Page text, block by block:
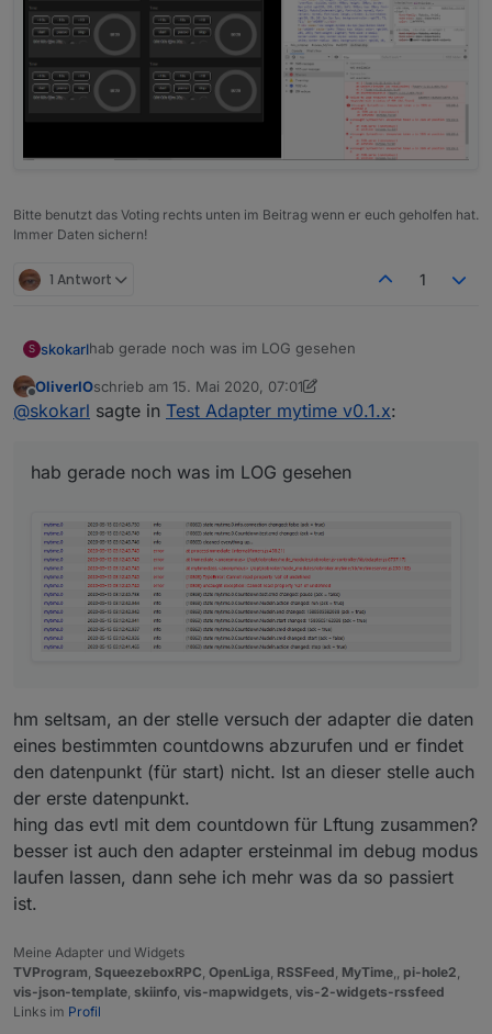
Bitte benutzt das Voting rechts unten im Beitrag wenn er euch geholfen hat.
Immer Daten sichern!
1 Antwort 1
S skokarlhab gerade noch was im LOG gesehen
Offline
OliverIOschrieb am 15. Mai 2020, 07:01
zuletzt editiert von OliverIO
@skokarl sagte in Test Adapter mytime v0.1.x:
hab gerade noch was im LOG gesehen
hm seltsam, an der stelle versuch der adapter die daten
eines bestimmten countdowns abzurufen und er findet
den datenpunkt (für start) nicht. Ist an dieser stelle auch
der erste datenpunkt.
hing das evtl mit dem countdown für Lftung zusammen?
besser ist auch den adapter ersteinmal im debug modus
laufen lassen, dann sehe ich mehr was da so passiert
ist.
Meine Adapter und Widgets
TVProgram, SqueezeboxRPC, OpenLiga, RSSFeed, MyTime,, pi-hole2,
vis-json-template, skiinfo, vis-mapwidgets, vis-2-widgets-rssfeed
Links im Profil